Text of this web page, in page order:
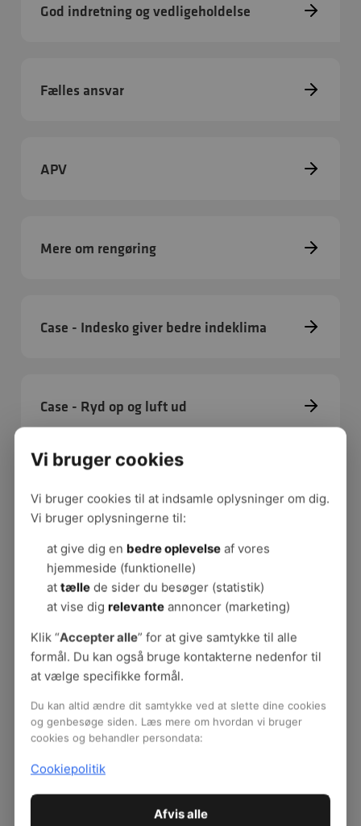
God indretning og vedligeholdelse
Fælles ansvar
APV
Mere om rengøring
Case - Indesko giver bedre indeklima
Case - Ryd op og luft ud
God rengøring - godt
Hvis rengøringsopgaven skal
løses godt og effektivt, kræver
det at der er tilstrækkelige
ressourcer til opgaven, og at
bygninger og inventar er godt
vedligeholdt.
Vi bruger cookies
Vi bruger cookies til at indsamle oplysninger om dig.
Vi bruger oplysningerne til:
at give dig en bedre oplevelseaf vores
hjemmeside (funktionelle)
at tællede sider du besøger (statistik)
at vise dig relevanteannoncer (marketing)
Klik “Accepter alle” for at give samtykke til alle
formål. Du kan også bruge kontakterne nedenfor til
at vælge specifikke formål.
Du kan altid ændre dit samtykke ved at slette dine cookies
og genbesøge siden. Læs mere om hvordan vi bruger
cookies og behandler persondata:
Cookiepolitik
Afvis alle